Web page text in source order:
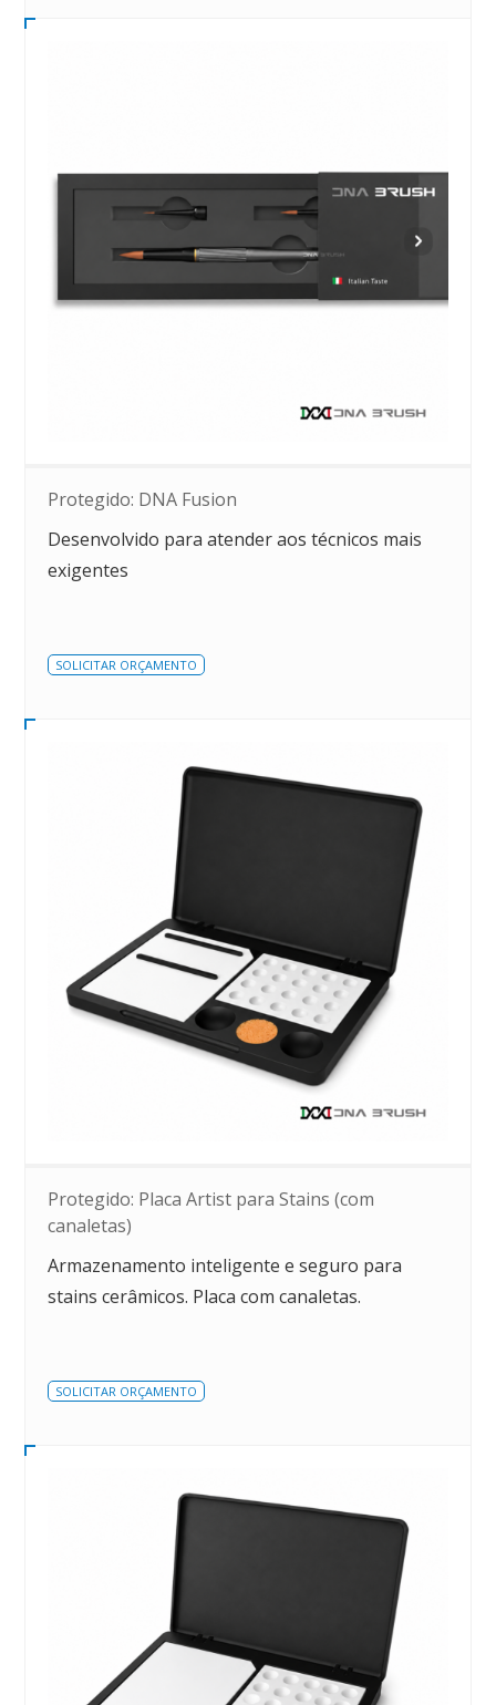
Protegido: DNA Fusion
Desenvolvido para atender aos técnicos mais
exigentes
SOLICITAR ORÇAMENTO
Protegido: Placa Artist para Stains (com
canaletas)
Armazenamento inteligente e seguro para
stains cerâmicos. Placa com canaletas.
SOLICITAR ORÇAMENTO